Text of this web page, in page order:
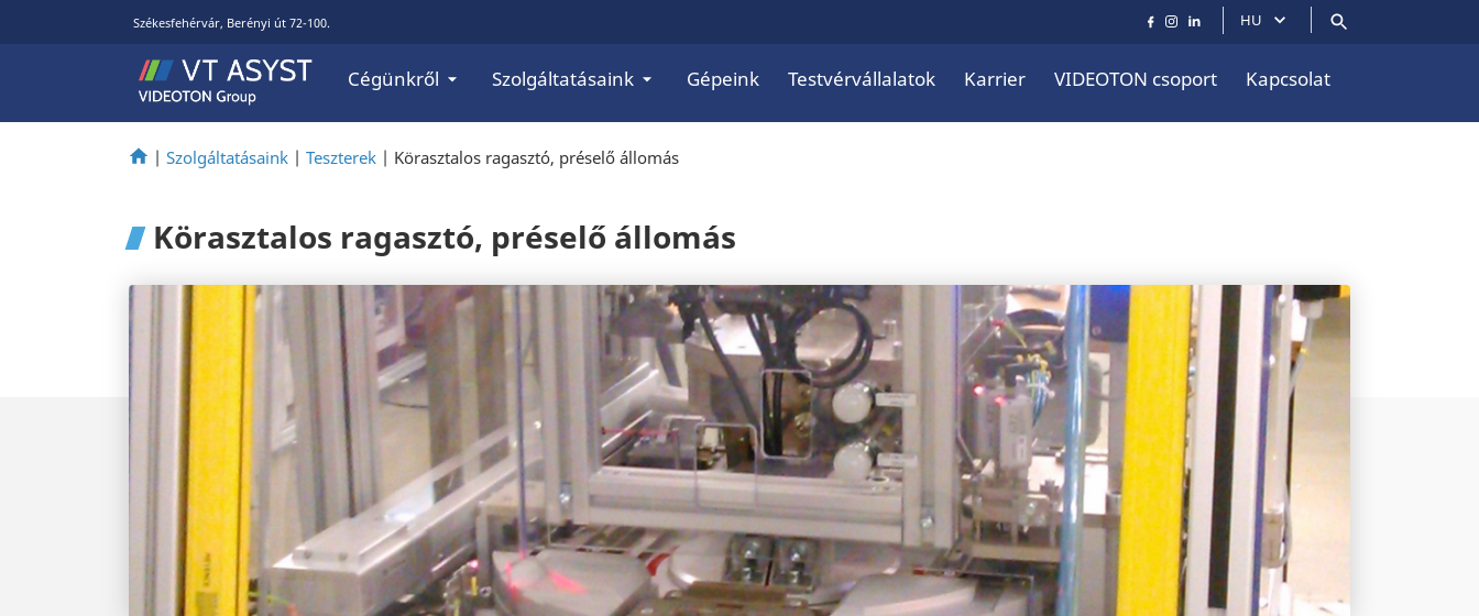
Székesfehérvár, Berényi út 72-100. HU
Cégünkről Szolgáltatásaink Gépeink Testvérvállalatok Karrier VIDEOTON csoport Kapcsolat
| Szolgáltatásaink | Teszterek | Körasztalos ragasztó, préselő állomás
Körasztalos ragasztó, préselő állomás